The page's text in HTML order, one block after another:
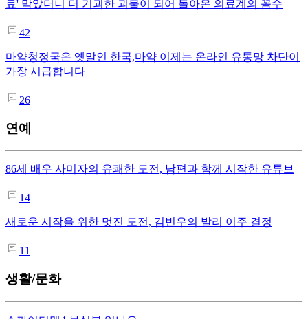
료' 막았더니 더 기괴한 괴물이 되어 돌아온 의료계의 꼼수
42
마약청정국은 옛말인 한국,마약 이제는 온라인 유통망 차단이
가장 시급합니다
26
연예
86세 배우 사미자의 유쾌한 도전, 남편과 함께 시작한 유튜브
14
새로운 시작을 위한 멋진 도전, 김빈우의 발리 이주 결정
11
생활/문화